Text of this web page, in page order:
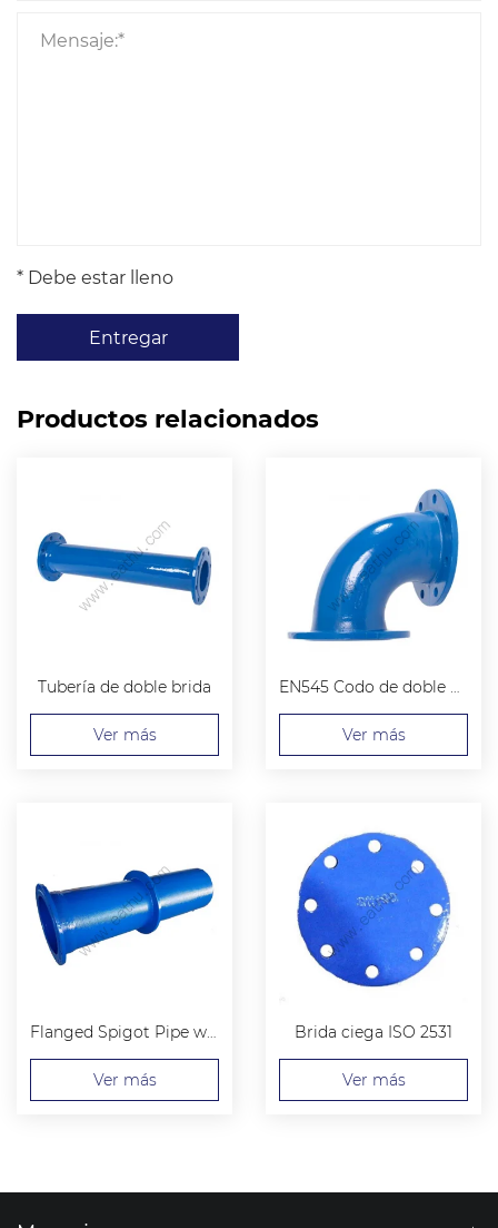
* Debe estar lleno
Entregar
Productos relacionados
Tubería de doble brida
Ver más
EN545 Codo de doble brida de 90 °
Ver más
Flanged Spigot Pipe with Central Puddle Flange
Ver más
Brida ciega ISO 2531
Ver más